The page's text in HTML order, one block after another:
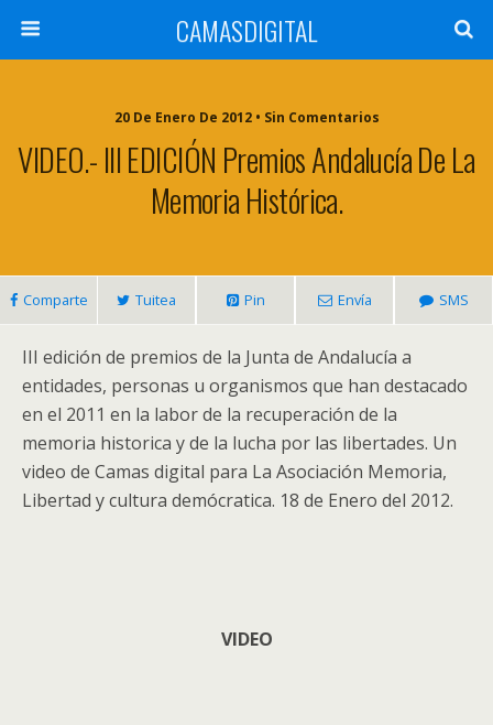
CAMASDIGITAL
20 De Enero De 2012 • Sin Comentarios
VIDEO.- III EDICIÓN Premios Andalucía De La
Memoria Histórica.
Comparte Tuitea Pin Envía SMS
III edición de premios de la Junta de Andalucía a
entidades, personas u organismos que han destacado
en el 2011 en la labor de la recuperación de la
memoria historica y de la lucha por las libertades. Un
video de Camas digital para La Asociación Memoria,
Libertad y cultura demócratica. 18 de Enero del 2012.
VIDEO